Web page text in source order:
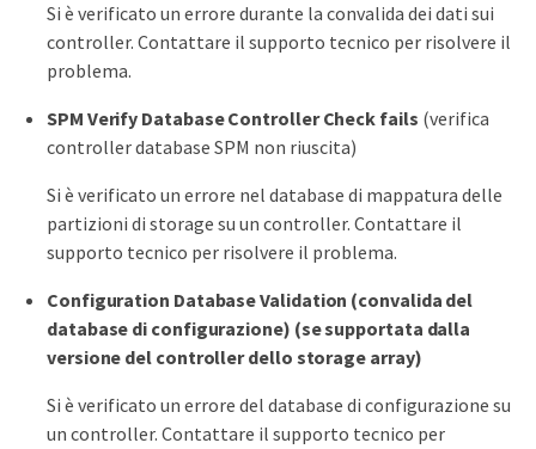
Si è verificato un errore durante la convalida dei dati sui
controller. Contattare il supporto tecnico per risolvere il
problema.
SPM Verify Database Controller Check fails (verifica
controller database SPM non riuscita)
Si è verificato un errore nel database di mappatura delle
partizioni di storage su un controller. Contattare il
supporto tecnico per risolvere il problema.
Configuration Database Validation (convalida del
database di configurazione) (se supportata dalla
versione del controller dello storage array)
Si è verificato un errore del database di configurazione su
un controller. Contattare il supporto tecnico per